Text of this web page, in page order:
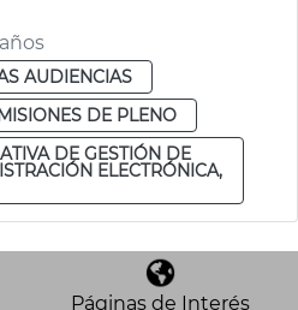
AUDIENCIAS
DE PLENO
DE GESTIÓN DE
ELECTRÓNICA,
Páginas de Interés